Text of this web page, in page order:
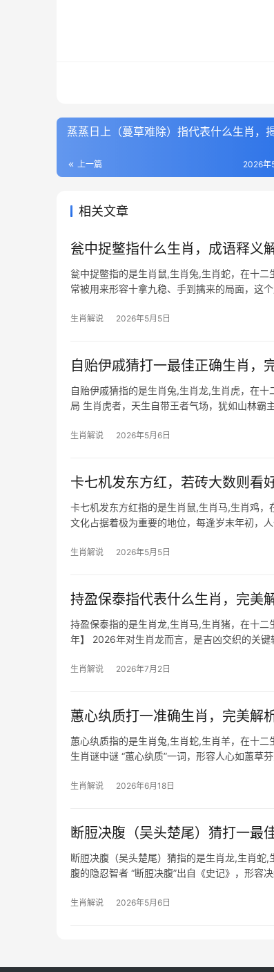
蒸蒸日上（蔓草难除）指代表什么生肖，
上一篇 2026年
相关文章
瓮中捉鳖指什么生肖，成语释义
瓮中捉鳖指的是生肖鼠,生肖兔,生肖蛇，在十
常被用来形容十拿九稳、手到擒来的局面，这
生肖解说 2026年5月5日
自贻伊戚猜打一最佳正确生肖，
自贻伊戚猜指的是生肖兔,生肖龙,生肖虎，在
局 生肖虎者，天生自带王者气场，犹如山林霸
生肖解说 2026年5月6日
卡七机发东方红，若砖大数则看
卡七机发东方红指的是生肖鼠,生肖马,生肖鸡
文化占据着极为重要的地位，每逢岁末年初，
生肖解说 2026年5月5日
持盈保泰指代表什么生肖，完美
持盈保泰指的是生肖龙,生肖马,生肖猪，在十
年】 2026年对生肖龙而言，是吉凶交织的关
生肖解说 2026年7月2日
蕙心纨质打一准确生肖，完美解
蕙心纨质指的是生肖兔,生肖蛇,生肖羊，在十
生肖谜中谜 “蕙心纨质”一词，形容人心如蕙草
生肖解说 2026年6月18日
断脰决腹（吴头楚尾）猜打一最
断脰决腹（吴头楚尾）猜指的是生肖龙,生肖蛇
腹的隐忍智者 “断脰决腹”出自《史记》，形
生肖解说 2026年5月6日